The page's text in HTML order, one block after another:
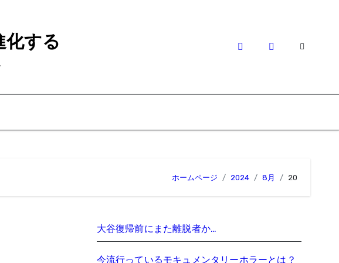
化する
ホームページ 2024 8月 20
大谷復帰前にまた離脱者か…
今流行っているモキュメンタリーホラーとは？